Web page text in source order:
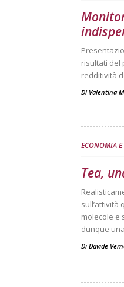
risultati del
redditività
Di Valentina
ECONOMIA
Tea,
molecole e
dunque
Di Davide